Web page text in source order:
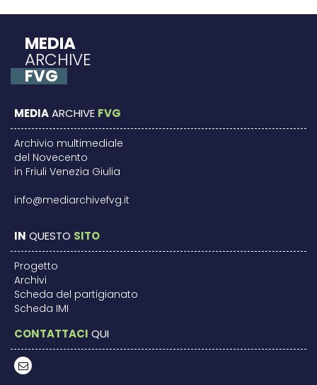
MEDIA
ARCHIVE
FVG
MEDIAARCHIVE FVG
Archivio multimediale
del Novecento
in Friuli Venezia Giulia
info@mediarchivefvg.it
IN QUESTO SITO
Progetto
Archivi
Scheda del partigianato
Scheda IMI
CONTATTACI QUI